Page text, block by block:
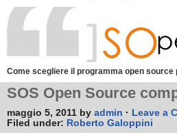
Come scegliere il programma open source
SOS Open Source
maggio 5, 2011 by admin · Leave a
Filed under: Roberto Galoppini